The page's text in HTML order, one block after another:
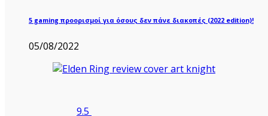
5 gaming προορισμοί για όσους δεν πάνε διακοπές (2022 edition)!
05/08/2022
9.5